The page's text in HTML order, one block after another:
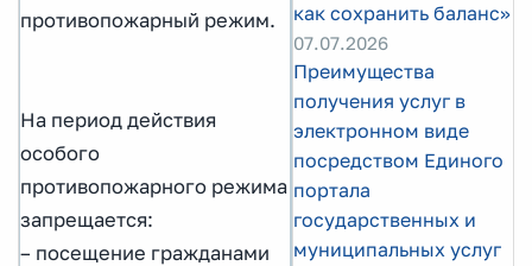
противопожарный режим.
На период действия
особого
противопожарного режима
запрещается:
– посещение гражданами
как сохранить баланс»
07.07.2026
Преимущества
получения услуг в
электронном виде
посредством Единого
портала
государственных и
муниципальных услуг